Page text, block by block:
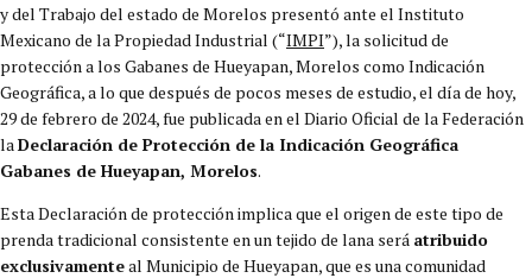
y del Trabajo del estado de Morelos presentó ante el Instituto
Mexicano de la Propiedad Industrial (“IMPI”), la solicitud de
protección a los Gabanes de Hueyapan, Morelos como Indicación
Geográfica, a lo que después de pocos meses de estudio, el día de hoy,
29 de febrero de 2024, fue publicada en el Diario Oficial de la Federación
la Declaración de Protección de la Indicación Geográfica
Gabanes de Hueyapan, Morelos.
Esta Declaración de protección implica que el origen de este tipo de
prenda tradicional consistente en un tejido de lana será atribuido
exclusivamenteal Municipio de Hueyapan, que es una comunidad